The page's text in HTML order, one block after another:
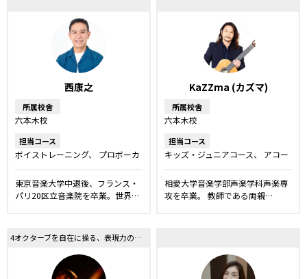
西康之
所属校舎
六本木校
担当コース
ボイストレーニング
プロボーカ
東京音楽大学中退後、フランス・
パリ20区立音楽院を卒業。世界…
KaZZma (カズマ)
所属校舎
六本木校
担当コース
キッズ・ジュニアコース
アコー
詞作曲レッスン
ボイストレーニ
ング
プロボーカルレッスン
ボ
ーカルレッスン
楽器
洋楽・発
​相愛大学音楽学部声楽学科声楽専
攻を卒業。 ​教師である両親…
4オクターブを自在に操る、表現力の魔術師